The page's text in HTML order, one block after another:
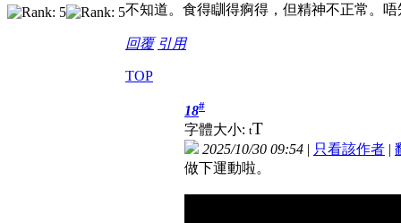
不知道。食得瞓得痾得，但精神不正常。唔
回覆 引用
TOP
18#
字體大小: tT
2025/10/30 09:54 | 只看該作者 |
做下運動啦。